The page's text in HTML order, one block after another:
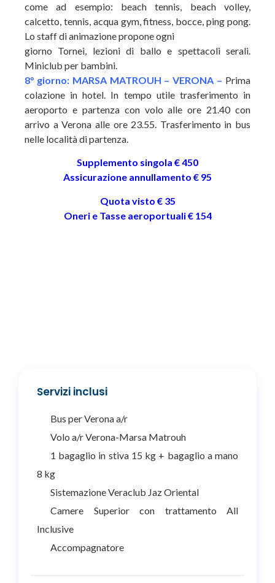
come ad esempio: beach tennis, beach volley,
calcetto, tennis, acqua gym, fitness, bocce, ping pong.
Lo staff di animazione propone ogni
giorno Tornei, lezioni di ballo e spettacoli serali.
Miniclub per bambini.
8° giorno: MARSA MATROUH – VERONA – Prima
colazione in hotel. In tempo utile trasferimento in
aeroporto e partenza con volo alle ore 21.40 con
arrivo a Verona alle ore 23.55. Trasferimento in bus
nelle località di partenza.
Supplemento singola € 450
Assicurazione annullamento € 95
Quota visto € 35
Oneri e Tasse aeroportuali € 154
Servizi inclusi
Bus per Verona a/r
Volo a/r Verona-Marsa Matrouh
1 bagaglio in stiva 15 kg + bagaglio a mano
8 kg
Sistemazione Veraclub Jaz Oriental
Camere Superior con trattamento All
Inclusive
Accompagnatore